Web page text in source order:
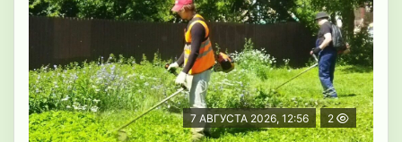
7 АВГУСТА 2026, 12:56 2